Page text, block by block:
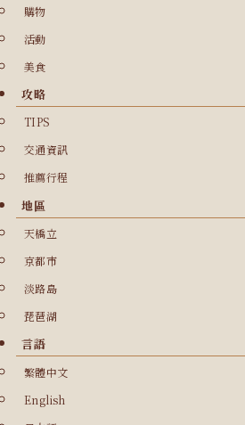
購物
活動
美食
攻略
TIPS
交通資訊
推薦行程
地區
天橋立
京都市
淡路島
琵琶湖
言語
繁體中文
English